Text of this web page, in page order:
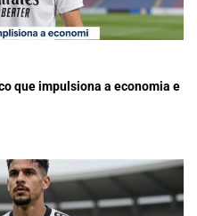
que impulsiona a economia e